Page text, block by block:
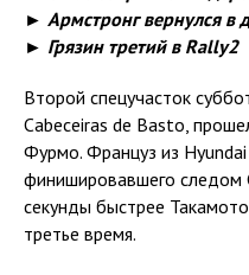
► Армстронг вернулся в
► Грязин третий в Rally2
Второй спецучасток
Cabeceiras de Basto,
Фурмо. Француз из
финишировавшего следом
секунды быстрее
третье время.